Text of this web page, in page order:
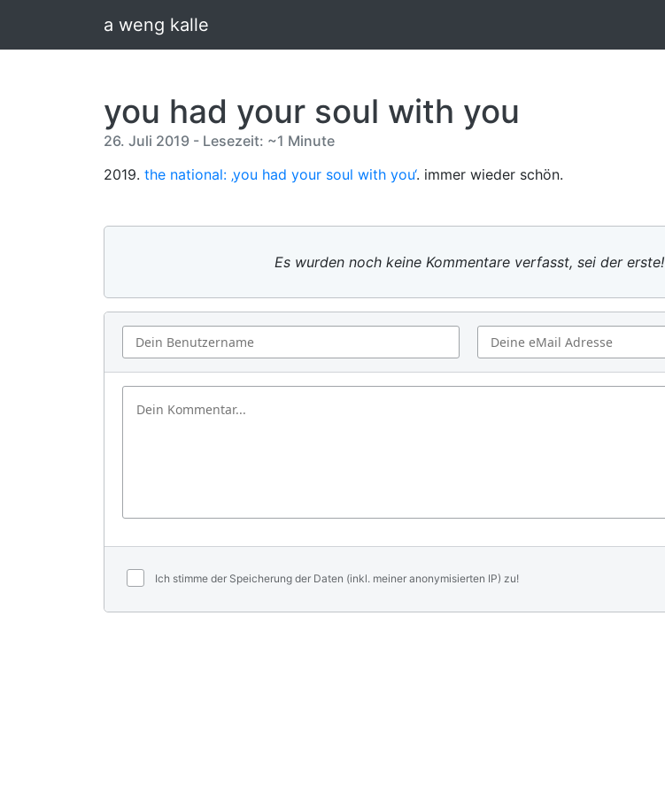
a weng kalle
you had your soul with you
26. Juli 2019 - Lesezeit: ~1 Minute
2019. the national: ‚you had your soul with you‘. immer wieder schön.
Es wurden noch keine Kommentare verfasst, sei der erste!
Ich stimme der Speicherung der Daten (inkl. meiner anonymisierten IP) zu!